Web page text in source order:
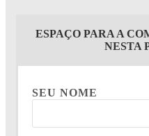
ESPAÇO PARA A
NESTA
SEU NOME